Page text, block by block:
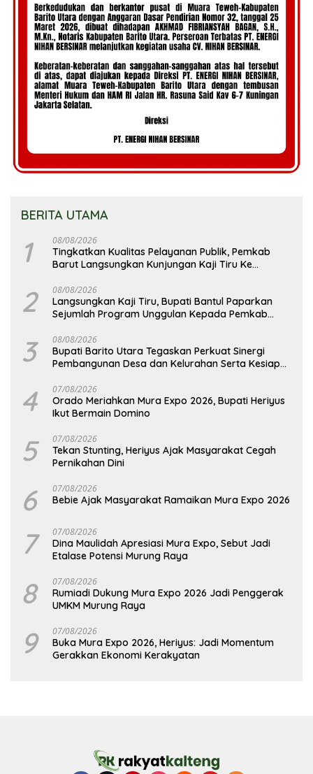
BERITA UTAMA
1 08/08/2026
Tingkatkan Kualitas Pelayanan Publik, Pemkab
Barut Langsungkan Kunjungan Kaji Tiru Ke
2 08/08/2026
Langsungkan Kaji Tiru, Bupati Bantul Paparkan
Sejumlah Program Unggulan Kepada Pemkab
3 08/08/2026
Bupati Barito Utara Tegaskan Perkuat Sinergi
Pembangunan Desa dan Kelurahan Serta Kesiapan
4 07/08/2026
Orado Meriahkan Mura Expo 2026, Bupati Heriyus
Ikut Bermain Domino
5 07/08/2026
Tekan Stunting, Heriyus Ajak Masyarakat Cegah
Pernikahan Dini
6 07/08/2026
Bebie Ajak Masyarakat Ramaikan Mura Expo 2026
7 07/08/2026
Dina Maulidah Apresiasi Mura Expo, Sebut Jadi
Etalase Potensi Murung Raya
8 07/08/2026
Rumiadi Dukung Mura Expo 2026 Jadi Penggerak
UMKM Murung Raya
9 07/08/2026
Buka Mura Expo 2026, Heriyus: Jadi Momentum
Gerakkan Ekonomi Kerakyatan